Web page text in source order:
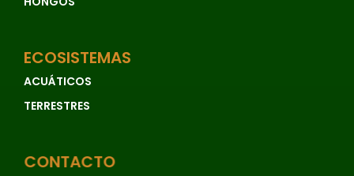
ECOSISTEMAS
ACUÁTICOS
TERRESTRES
CONTACTO